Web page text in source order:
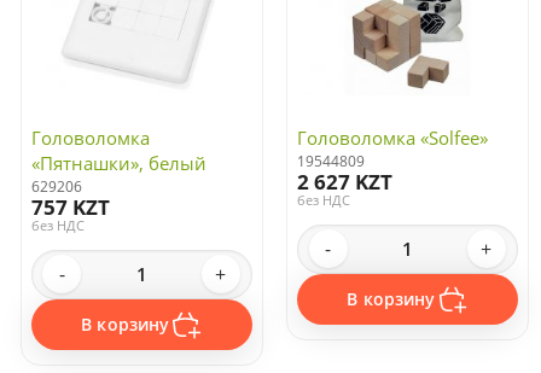
Головоломка
«Пятнашки», белый
629206
757 KZT
без НДС
- +
В корзину
Головоломка «Solfee»
19544809
2 627 KZT
без НДС
- +
В корзину